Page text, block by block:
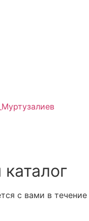
с вами в течение